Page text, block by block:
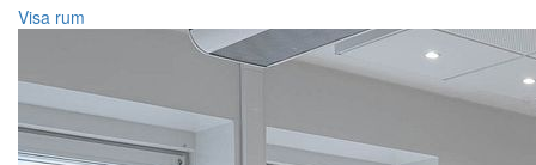
Visa rum